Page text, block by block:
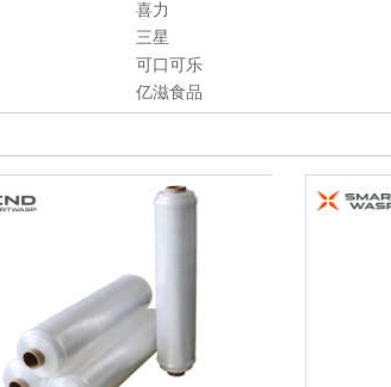
喜力
三星
可口可乐
亿滋食品